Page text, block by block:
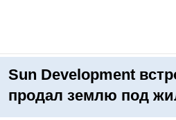
Sun Development
продал землю под